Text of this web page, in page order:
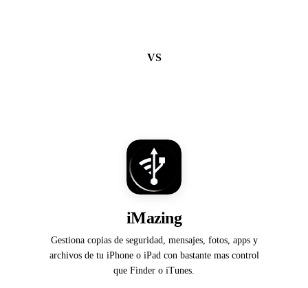
VS
iMazing
Gestiona copias de seguridad, mensajes, fotos, apps y
archivos de tu iPhone o iPad con bastante mas control
que Finder o iTunes.